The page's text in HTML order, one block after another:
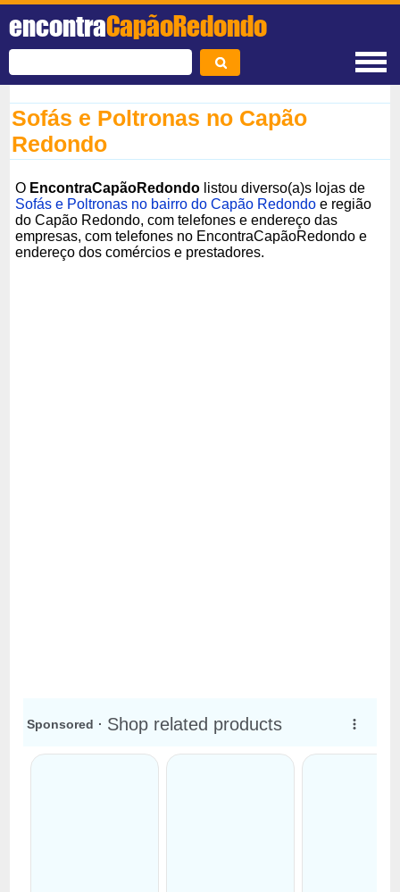
encontraCapãoRedondo
Sofás e Poltronas no Capão
Redondo
O EncontraCapãoRedondo listou diverso(a)s lojas de
Sofás e Poltronas no bairro do Capão Redondo e região
do Capão Redondo, com telefones e endereço das
empresas, com telefones no EncontraCapãoRedondo e
endereço dos comércios e prestadores.